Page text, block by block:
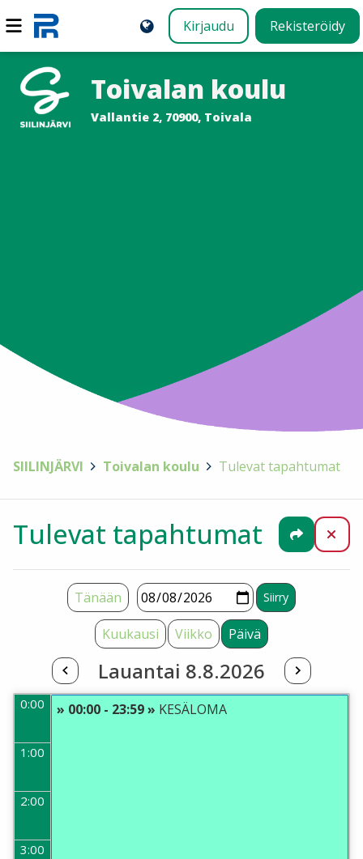
Kirjaudu Rekisteröidy
Toivalan koulu
Vallantie 2, 70900, Toivala
SIILINJÄRVI Toivalan koulu Tulevat tapahtumat
Tulevat tapahtumat Jaa
Kuukausi Viikko Päivä
Lauantai 8.8.2026
Tänään
0:00
1:00
2:00
3:00
» 00:00 - 23:59 » KESÄLOMA